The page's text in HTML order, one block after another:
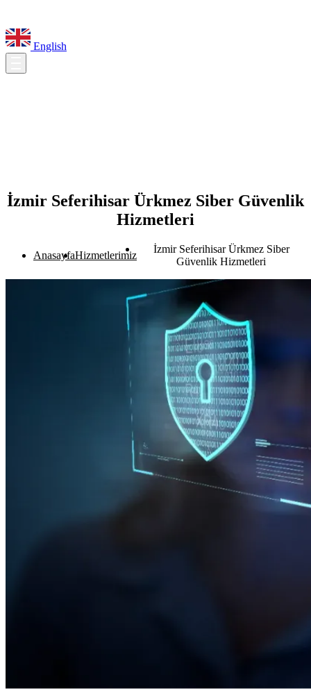
English
İzmir Seferihisar Ürkmez Siber Güvenlik
Hizmetleri
AnasayfaHizmetlerimiz
İzmir Seferihisar Ürkmez Siber
Güvenlik Hizmetleri